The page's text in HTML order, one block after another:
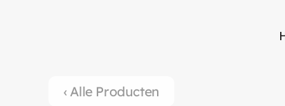
‹ Alle Producten